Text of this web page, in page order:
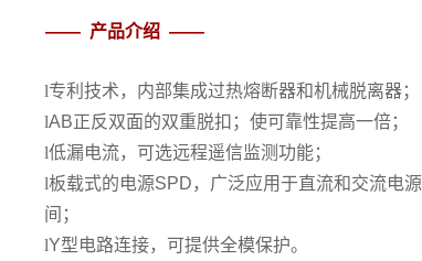
—— 产品介绍 ——
l专利技术，内部集成过热熔断器和机械脱离器；
lAB正反双面的双重脱扣；使可靠性提高一倍；
l低漏电流，可选远程遥信监测功能；
l板载式的电源SPD ，广泛应用于直流和交流电源
间；
lY型电路连接，可提供全模保护。